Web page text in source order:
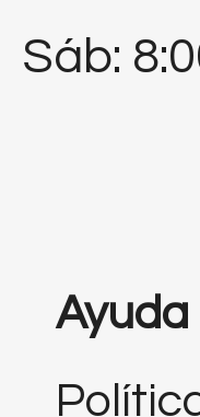
Sáb:
Ayuda